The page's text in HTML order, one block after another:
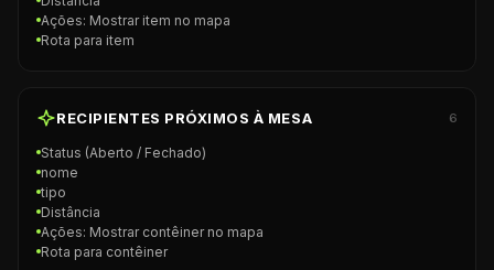
Ações: Mostrar item no mapa
Rota para item
RECIPIENTES PRÓXIMOS À MESA 6
Status (Aberto / Fechado)
nome
tipo
Distância
Ações: Mostrar contêiner no mapa
Rota para contêiner